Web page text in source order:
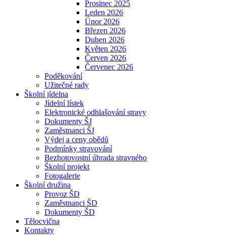
Prosinec 2025
Leden 2026
Únor 2026
Březen 2026
Duben 2026
Květen 2026
Červen 2026
Červenec 2026
Poděkování
Užitečné rady
Školní jídelna
Jídelní lístek
Elektronické odhlašování stravy
Dokumenty ŠJ
Zaměstnanci ŠJ
Výdej a ceny obědů
Podmínky stravování
Bezhotovostní úhrada stravného
Školní projekt
Fotogalerie
Školní družina
Provoz ŠD
Zaměstnanci ŠD
Dokumenty ŠD
Tělocvična
Kontakty